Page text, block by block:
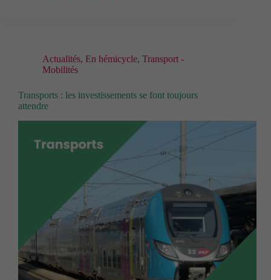
Actualités, En hémicycle, Transport -
Mobilités
Transports : les investissements se font toujours
attendre